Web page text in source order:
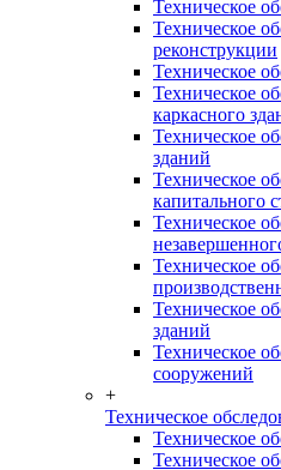
Техническое
Техническое
реконструкции
Техническое
Техническое
каркасного
Техническое
зданий
Техническое
капитального
Техническое
Техническое
Техническое
зданий
Техническое
сооружений
+
Техническое
Техническое
Техническое